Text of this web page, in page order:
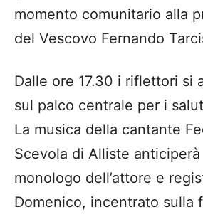
momento comunitario alla
del Vescovo Fernando
Dalle ore 17.30 i riflettori si
sul palco centrale per i
La musica della cantante
Scevola di Alliste anticiperà
monologo dell’attore e
Domenico, incentrato sulla